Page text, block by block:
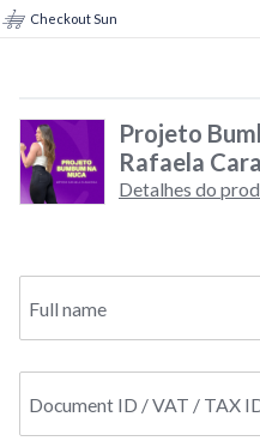
Checkout Sun
Projeto
Rafaela
Detalhes do
Full name
Document ID / VAT / TAX